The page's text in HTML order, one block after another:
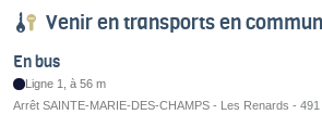
Venir en transports en commun
En bus
Ligne 1, à 56 m
Arrêt SAINTE-MARIE-DES-CHAMPS - Les Renards -